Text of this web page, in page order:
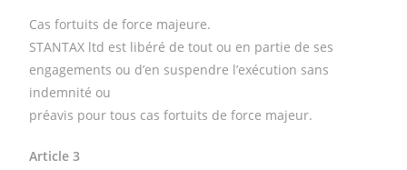
Cas fortuits de force majeure.
STANTAX ltd est libéré de tout ou en partie de ses
engagements ou d’en suspendre l’exécution sans
indemnité ou
préavis pour tous cas fortuits de force majeur.
Article 3